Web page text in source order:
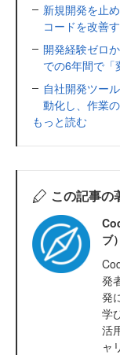
新規開発を止
コードを改善
開発経験ゼロ
での6年間で「
自社開発ツー
動化し、作業
もっと読む
この記事の
ブ）
発
発
学
活
ャ